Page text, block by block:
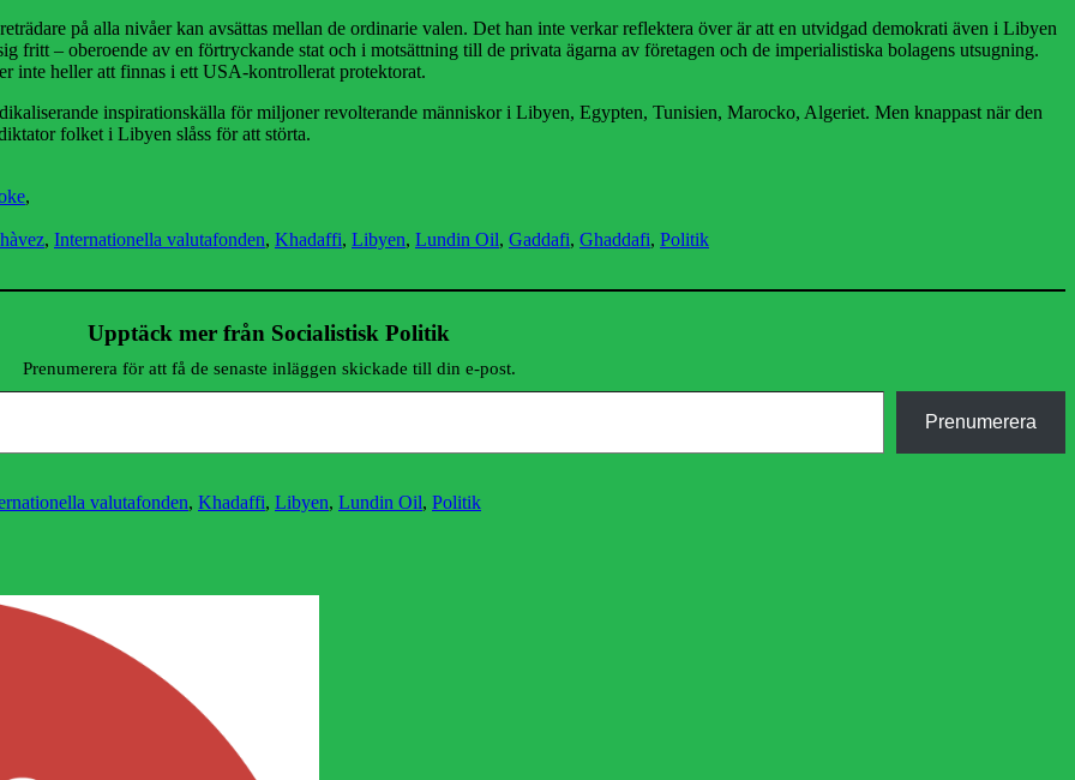
på alla nivåer kan avsättas mellan de ordinarie valen. Det han inte verkar reflektera över är att en utvidgad demokrati även i Libyen
fritt – oberoende av en förtryckande stat och i motsättning till de privata ägarna av företagen och de imperialistiska bolagens utsugning.
inte heller att finnas i ett USA-kontrollerat protektorat.
inspirationskälla för miljoner revolterande människor i Libyen, Egypten, Tunisien, Marocko, Algeriet. Men knappast när den
folket i Libyen slåss för att störta.
,
, Internationella valutafonden, Khadaffi, Libyen, Lundin Oil, Gaddafi, Ghaddafi, Politik
Upptäck mer från Socialistisk Politik
Prenumerera för att få de senaste inläggen skickade till din e-post.
Prenumerera
valutafonden, Khadaffi, Libyen, Lundin Oil, Politik